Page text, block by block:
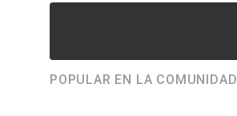
POPULAR EN LA COMUNIDAD